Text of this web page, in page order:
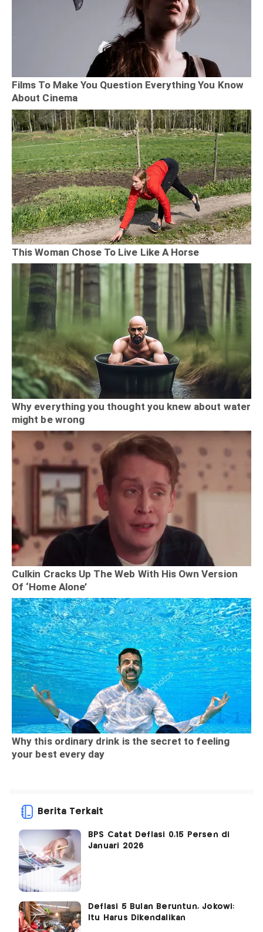
Berita Terkait
BPS Catat Deflasi 0,15 Persen di
Januari 2026
Deflasi 5 Bulan Beruntun, Jokowi:
Itu Harus Dikendalikan